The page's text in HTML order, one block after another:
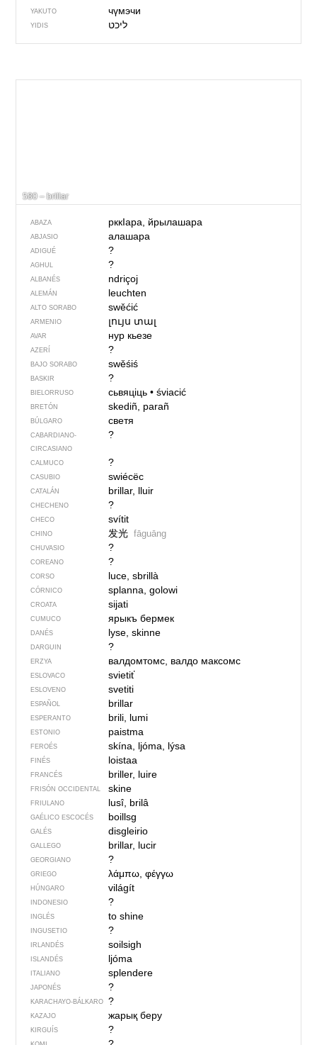
YAKUTO чүмэчи
YIDIS ליכט
580 – brillar
ABAZA рккIара, йрылашара
ABJASIO алашара
ADIGUÉ ?
AGHUL ?
ALBANÉS ndriçoj
ALEMÁN leuchten
ALTO SORABO swěćić
ARMENIO լույս տալ
AVAR нур кьезе
AZERÍ ?
BAJO SORABO swěśiś
BASKIR ?
BIELORRUSO сьвяціць• śviacić
BRETÓN skediñ, parañ
BÚLGARO светя
CABARDIANO-
CIRCASIANO
?
CALMUCO ?
CASUBIO swiécëc
CATALÁN brillar, lluir
CHECHENO ?
CHECO svítit
CHINO 发光 fāguāng
CHUVASIO ?
COREANO ?
CORSO luce, sbrillà
CÓRNICO splanna, golowi
CROATA sijati
CUMUCO ярыкъ бермек
DANÉS lyse, skinne
DARGUIN ?
ERZYA валдомтомс, валдо максомс
ESLOVACO svietiť
ESLOVENO svetiti
ESPAÑOL brillar
ESPERANTO brili, lumi
ESTONIO paistma
FEROÉS skína, ljóma, lýsa
FINÉS loistaa
FRANCÉS briller, luire
FRISÓN OCCIDENTAL skine
FRIULANO lusî, brilâ
GAÉLICO ESCOCÉS boillsg
GALÉS disgleirio
GALLEGO brillar, lucir
GEORGIANO ?
GRIEGO λάμπω, φέγγω
HÚNGARO világít
INDONESIO ?
INGLÉS to shine
INGUSETIO ?
IRLANDÉS soilsigh
ISLANDÉS ljóma
ITALIANO splendere
JAPONÉS ?
KARACHAYO-BÁLKARO ?
KAZAJO жарық беру
KIRGUÍS ?